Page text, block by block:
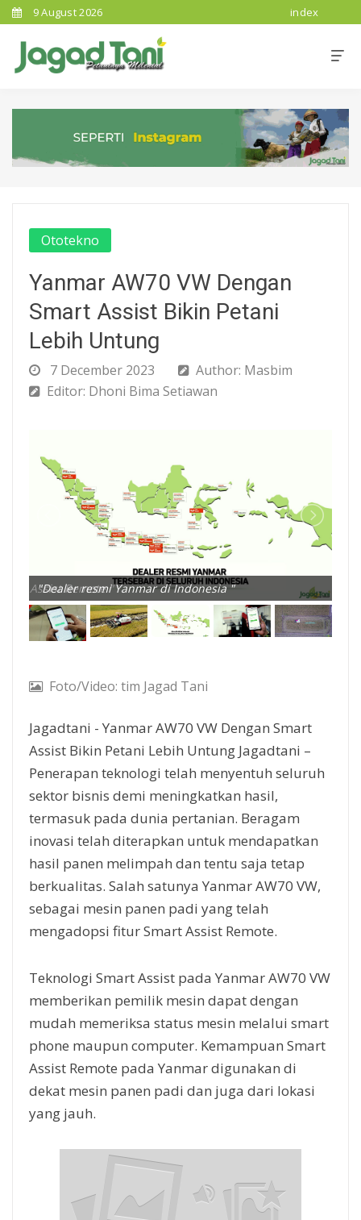
9 August 2026 index
Ototekno
Yanmar AW70 VW Dengan
Smart Assist Bikin Petani
Lebih Untung
7 December 2023
Author: Masbim
Editor: Dhoni Bima Setiawan
Assist Remote "
"Dealer resmi Yanmar di Indonesia "
Foto/Video: tim Jagad Tani
Jagadtani - Yanmar AW70 VW Dengan Smart
Assist Bikin Petani Lebih Untung Jagadtani –
Penerapan teknologi telah menyentuh seluruh
sektor bisnis demi meningkatkan hasil,
termasuk pada dunia pertanian. Beragam
inovasi telah diterapkan untuk mendapatkan
hasil panen melimpah dan tentu saja tetap
berkualitas. Salah satunya Yanmar AW70 VW,
sebagai mesin panen padi yang telah
mengadopsi fitur Smart Assist Remote.
Teknologi Smart Assist pada Yanmar AW70 VW
memberikan pemilik mesin dapat dengan
mudah memeriksa status mesin melalui smart
phone maupun computer. Kemampuan Smart
Assist Remote pada Yanmar digunakan di
dekat mesin panen padi dan juga dari lokasi
yang jauh.